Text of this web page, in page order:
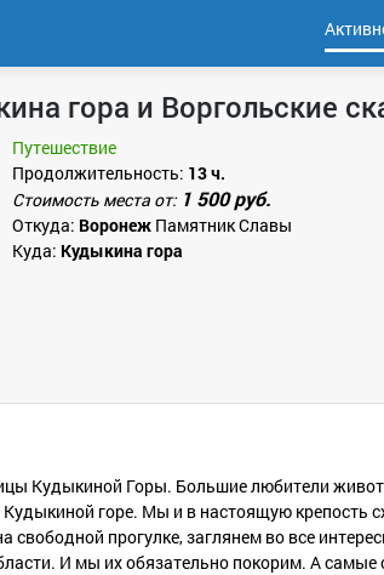
гора и Воргольские
Путешествие
Продолжительность: 13 ч.
Стоимость места от: 1 500 руб.
Откуда: ВоронежПамятник Славы
Куда: Кудыкина гора
Кудыкиной Горы. Большие любители
Кудыкиной горе. Мы и в настоящую
свободной прогулке, заглянем во все
И мы их обязательно покорим. А самые